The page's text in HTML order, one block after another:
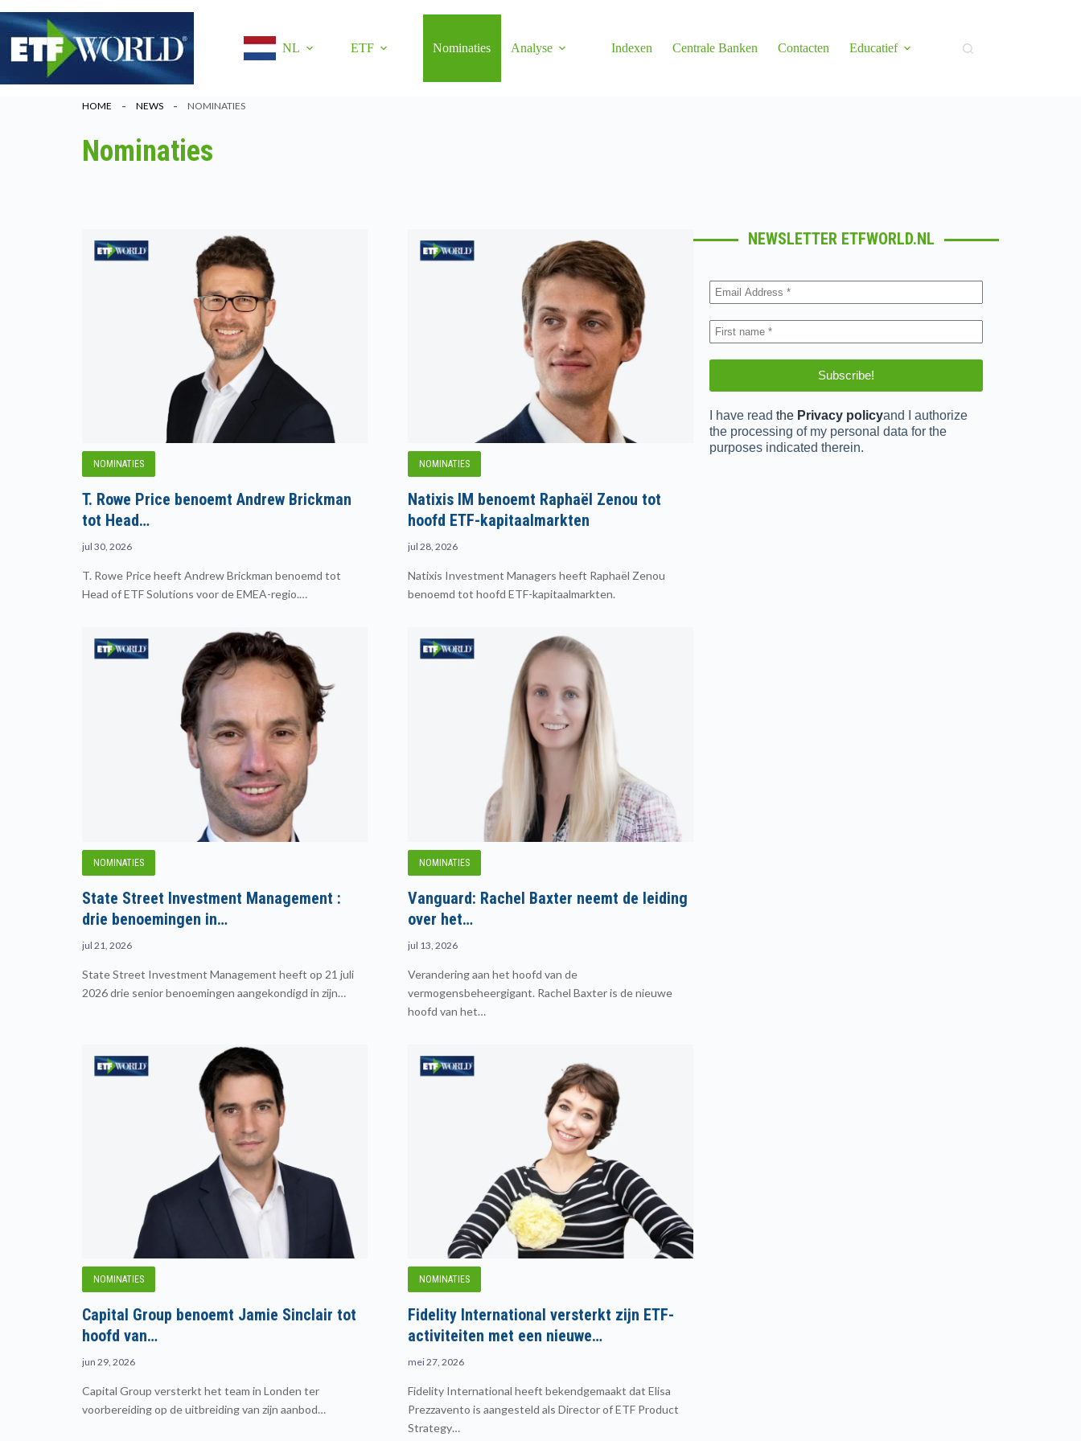
naar
de
inhoud
NL ETF Nominaties Analyse Indexen Centrale Banken Contacten Educatief
HOME NEWS NOMINATIES
Nominaties
NOMINATIES
T. Rowe Price benoemt Andrew Brickman
tot Head…
jul 30, 2026
T. Rowe Price heeft Andrew Brickman benoemd tot
Head of ETF Solutions voor de EMEA-regio.…
NOMINATIES
Natixis IM benoemt Raphaël Zenou tot
hoofd ETF-kapitaalmarkten
jul 28, 2026
Natixis Investment Managers heeft Raphaël Zenou
benoemd tot hoofd ETF-kapitaalmarkten.
NOMINATIES
State Street Investment Management :
drie benoemingen in…
jul 21, 2026
State Street Investment Management heeft op 21 juli
2026 drie senior benoemingen aangekondigd in zijn…
NOMINATIES
Vanguard: Rachel Baxter neemt de leiding
over het…
jul 13, 2026
Verandering aan het hoofd van de
vermogensbeheergigant. Rachel Baxter is de nieuwe
hoofd van het…
NOMINATIES
Capital Group benoemt Jamie Sinclair tot
hoofd van…
jun 29, 2026
Capital Group versterkt het team in Londen ter
voorbereiding op de uitbreiding van zijn aanbod…
NOMINATIES
Fidelity International versterkt zijn ETF-
activiteiten met een nieuwe…
mei 27, 2026
Fidelity International heeft bekendgemaakt dat Elisa
Prezzavento is aangesteld als Director of ETF Product
Strategy…
NEWSLETTER ETFWORLD.NL
I have read the Privacy policyand I authorize
the processing of my personal data for the
purposes indicated therein.